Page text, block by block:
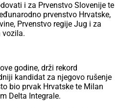
i za Prvenstvo Slovenije te
prvenstvo Hrvatske,
Prvenstvo regije Jug i za
vozila.
godine, drži rekord
kandidat za njegovo rušenje
bio prvak Hrvatske te Milan
Delta Integrale.